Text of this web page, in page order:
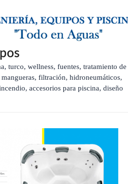
turco, wellness, fuentes, tratamiento de
filtración, hidroneumáticos,
accesorios para piscina, diseño